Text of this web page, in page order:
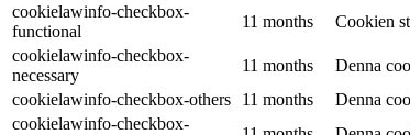
cookielawinfo-checkbox-
functional
11 months
Cookien
cookielawinfo-checkbox-
necessary
11 months
Denna
cookielawinfo-checkbox-others
11 months
Denna
cookielawinfo-checkbox-